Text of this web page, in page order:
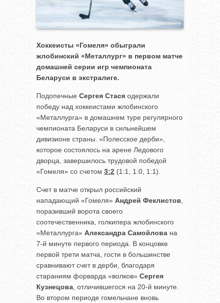
Хоккеисты «Гомеля» обыграли
жлобинский «Металлург» в первом матче
домашней серии игр чемпионата
Беларуси в экстралиге.
Подопечные Сергея Стася одержали
победу над хоккеистами жлобинского
«Металлурга» в домашнем туре регулярного
чемпионата Беларуси в сильнейшем
дивизионе страны. «Полесское дерби»,
которое состоялось на арене Ледового
дворца, завершилось трудовой победой
«Гомеля» со счетом 3:2 (1:1, 1:0, 1:1).
Счет в матче открыл российский
нападающий «Гомеля» Андрей Феклистов
поразивший ворота своего
соотечественника, голкипера жлобинского
«Металлурга» Александра Самойлова на
7-й минуте первого периода. В концовке
первой трети матча, гости в большинстве
сравнивают счет в дерби, благодаря
стараниям форварда «волков» Сергея
Кузнецова , отличившегося на 20-й минуте.
Во втором периоде гомельчане вновь